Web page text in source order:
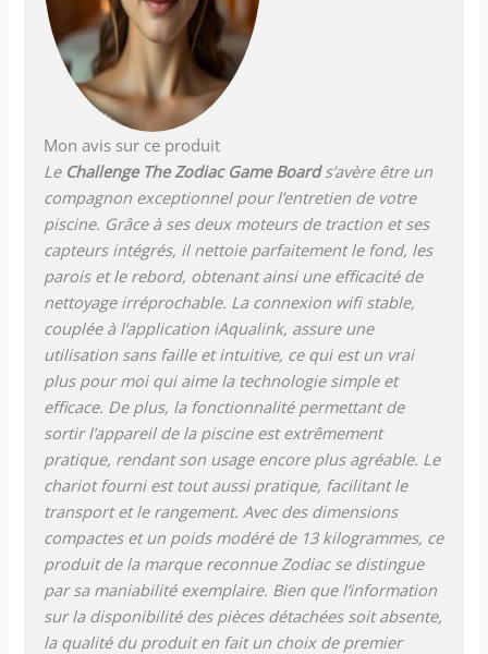
Mon avis sur ce produit
Le Challenge The Zodiac Game Boards’avère être un
compagnon exceptionnel pour l’entretien de votre
piscine. Grâce à ses deux moteurs de traction et ses
capteurs intégrés, il nettoie parfaitement le fond, les
parois et le rebord, obtenant ainsi une efficacité de
nettoyage irréprochable. La connexion wifi stable,
couplée à l’application iAqualink, assure une
utilisation sans faille et intuitive, ce qui est un vrai
plus pour moi qui aime la technologie simple et
efficace. De plus, la fonctionnalité permettant de
sortir l’appareil de la piscine est extrêmement
pratique, rendant son usage encore plus agréable. Le
chariot fourni est tout aussi pratique, facilitant le
transport et le rangement. Avec des dimensions
compactes et un poids modéré de 13 kilogrammes, ce
produit de la marque reconnue Zodiac se distingue
par sa maniabilité exemplaire. Bien que l’information
sur la disponibilité des pièces détachées soit absente,
la qualité du produit en fait un choix de premier